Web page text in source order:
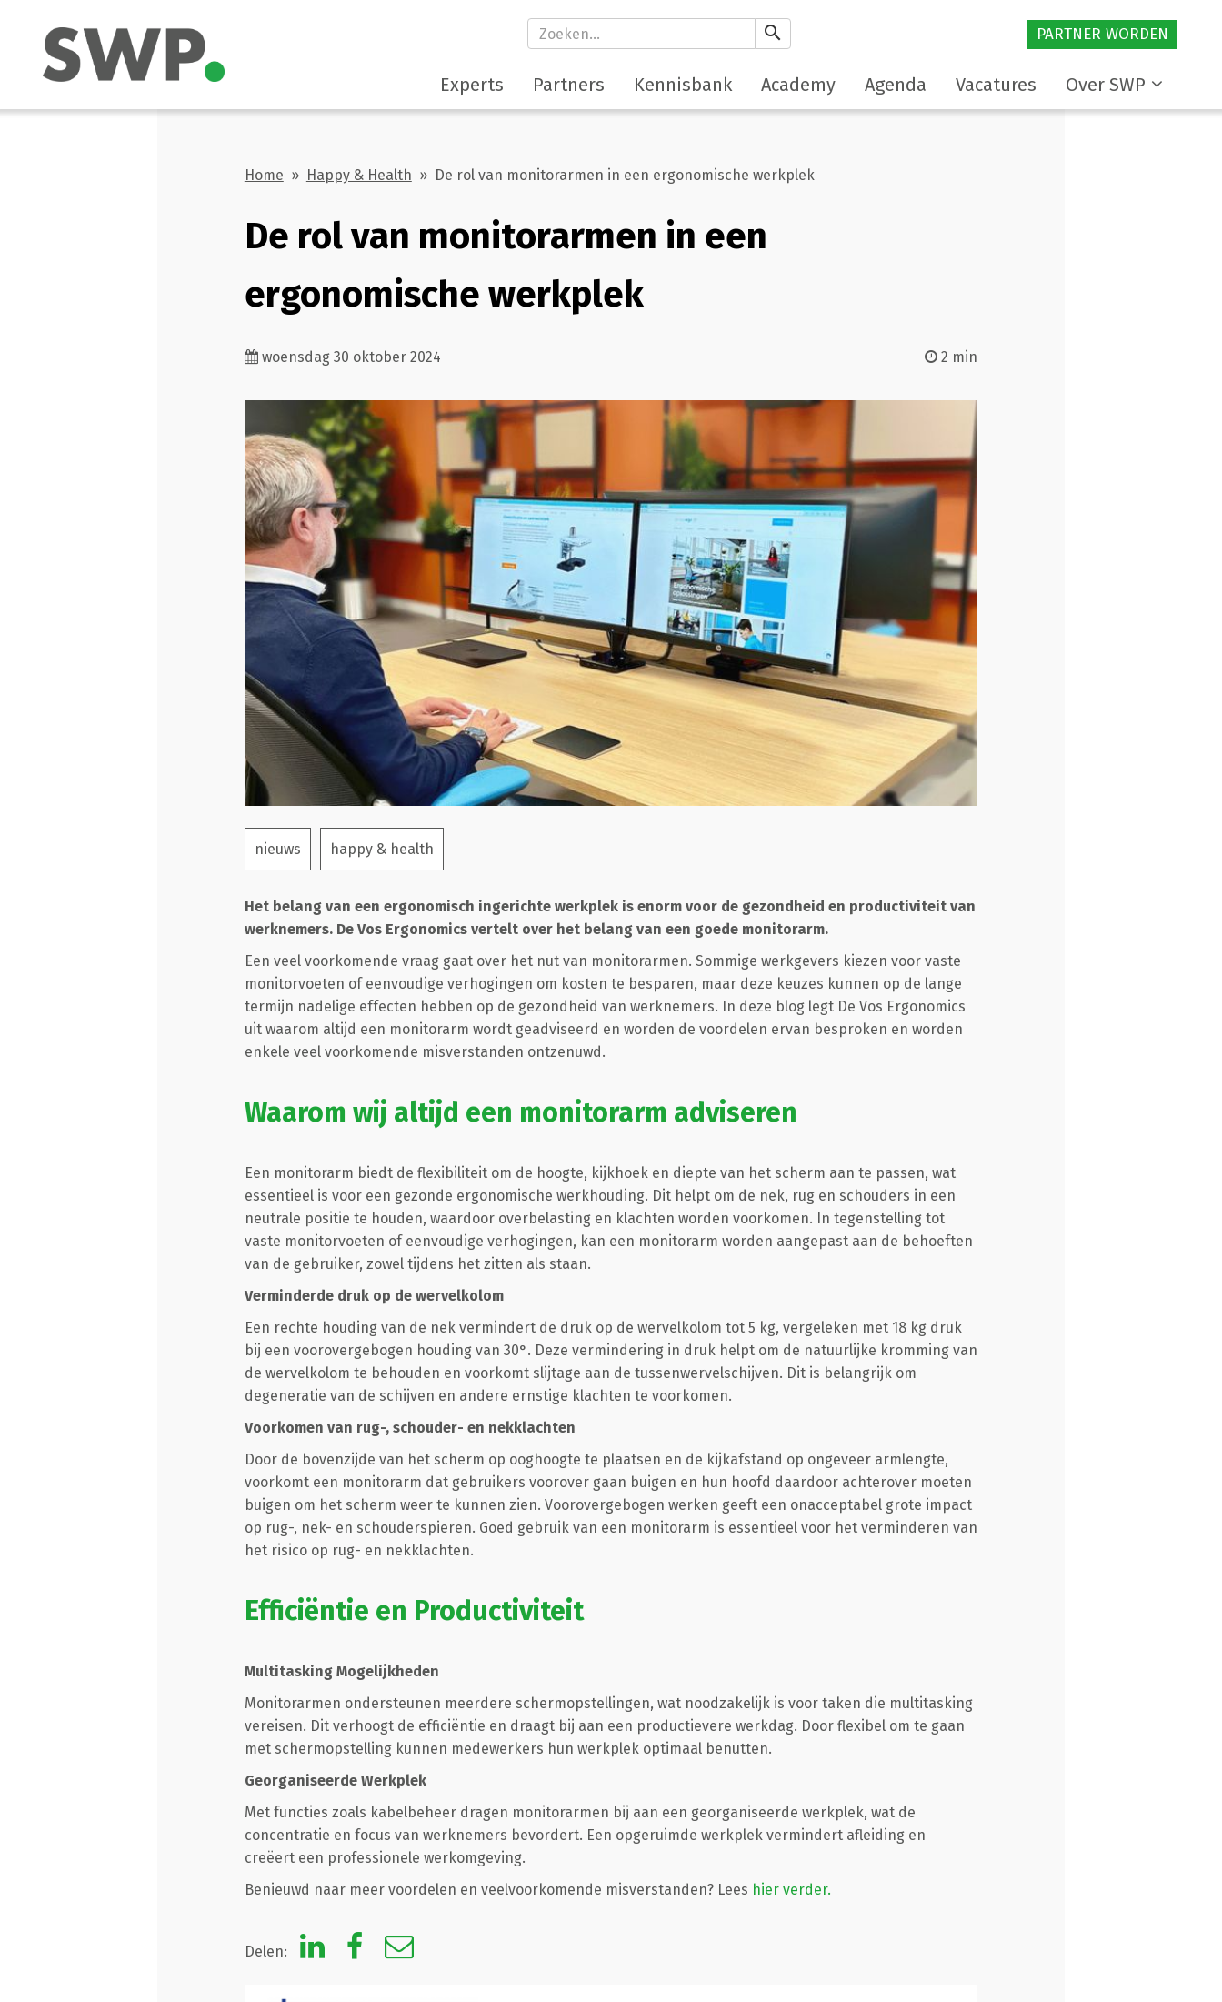
search PARTNER WORDEN
Experts Partners Kennisbank Academy Agenda Vacatures Over SWP
Home » Happy & Health » De rol van monitorarmen in een ergonomische werkplek
De rol van monitorarmen in een
ergonomische werkplek
woensdag 30 oktober 2024 2 min
nieuws happy & health
Het belang van een ergonomisch ingerichte werkplek is enorm voor de gezondheid en productiviteit van
werknemers. De Vos Ergonomics vertelt over het belang van een goede monitorarm.
Een veel voorkomende vraag gaat over het nut van monitorarmen. Sommige werkgevers kiezen voor vaste
monitorvoeten of eenvoudige verhogingen om kosten te besparen, maar deze keuzes kunnen op de lange
termijn nadelige effecten hebben op de gezondheid van werknemers. In deze blog legt De Vos Ergonomics
uit waarom altijd een monitorarm wordt geadviseerd en worden de voordelen ervan besproken en worden
enkele veel voorkomende misverstanden ontzenuwd.
Waarom wij altijd een monitorarm adviseren
Een monitorarm biedt de flexibiliteit om de hoogte, kijkhoek en diepte van het scherm aan te passen, wat
essentieel is voor een gezonde ergonomische werkhouding. Dit helpt om de nek, rug en schouders in een
neutrale positie te houden, waardoor overbelasting en klachten worden voorkomen. In tegenstelling tot
vaste monitorvoeten of eenvoudige verhogingen, kan een monitorarm worden aangepast aan de behoeften
van de gebruiker, zowel tijdens het zitten als staan.
Verminderde druk op de wervelkolom
Een rechte houding van de nek vermindert de druk op de wervelkolom tot 5 kg, vergeleken met 18 kg druk
bij een voorovergebogen houding van 30°. Deze vermindering in druk helpt om de natuurlijke kromming van
de wervelkolom te behouden en voorkomt slijtage aan de tussenwervelschijven. Dit is belangrijk om
degeneratie van de schijven en andere ernstige klachten te voorkomen.
Voorkomen van rug-, schouder- en nekklachten
Door de bovenzijde van het scherm op ooghoogte te plaatsen en de kijkafstand op ongeveer armlengte,
voorkomt een monitorarm dat gebruikers voorover gaan buigen en hun hoofd daardoor achterover moeten
buigen om het scherm weer te kunnen zien. Voorovergebogen werken geeft een onacceptabel grote impact
op rug-, nek- en schouderspieren. Goed gebruik van een monitorarm is essentieel voor het verminderen van
het risico op rug- en nekklachten.
Efficiëntie en Productiviteit
Multitasking Mogelijkheden
Monitorarmen ondersteunen meerdere schermopstellingen, wat noodzakelijk is voor taken die multitasking
vereisen. Dit verhoogt de efficiëntie en draagt bij aan een productievere werkdag. Door flexibel om te gaan
met schermopstelling kunnen medewerkers hun werkplek optimaal benutten.
Georganiseerde Werkplek
Met functies zoals kabelbeheer dragen monitorarmen bij aan een georganiseerde werkplek, wat de
concentratie en focus van werknemers bevordert. Een opgeruimde werkplek vermindert afleiding en
creëert een professionele werkomgeving.
Benieuwd naar meer voordelen en veelvoorkomende misverstanden? Lees hier verder.
Delen: